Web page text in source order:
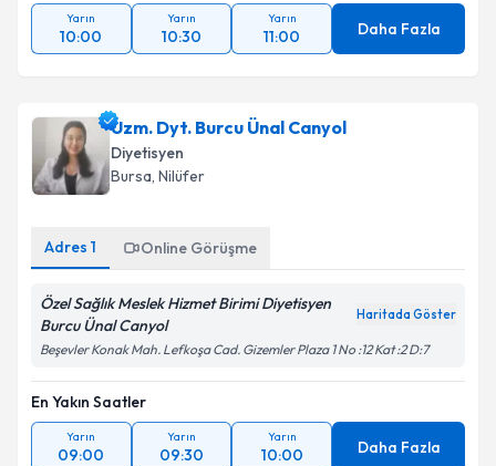
Yarın
10:00
Yarın
10:30
Yarın
11:00 Daha Fazla
Uzm. Dyt. Burcu Ünal Canyol
Diyetisyen
Bursa, Nilüfer
Adres 1 Online Görüşme
Özel Sağlık Meslek Hizmet Birimi Diyetisyen
Burcu Ünal Canyol
Haritada Göster
Beşevler Konak Mah. Lefkoşa Cad. Gizemler Plaza 1 No :12 Kat :2 D:7
En Yakın Saatler
Yarın
09:00
Yarın
09:30
Yarın
10:00 Daha Fazla